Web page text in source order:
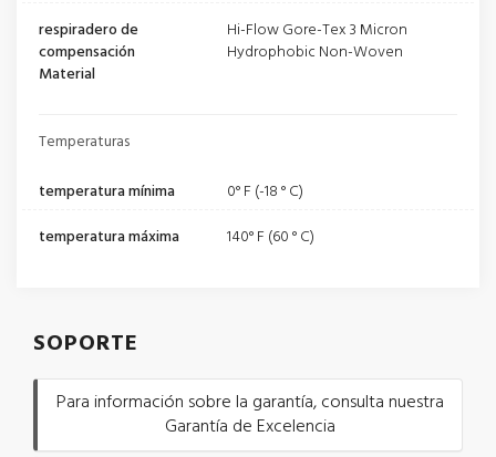
respiradero de
compensación
Material
Hi-Flow Gore-Tex 3 Micron
Hydrophobic Non-Woven
Temperaturas
temperatura mínima
0° F (-18 ° C)
temperatura máxima
140° F (60 ° C)
SOPORTE
Para información sobre la garantía, consulta nuestra
Garantía de Excelencia